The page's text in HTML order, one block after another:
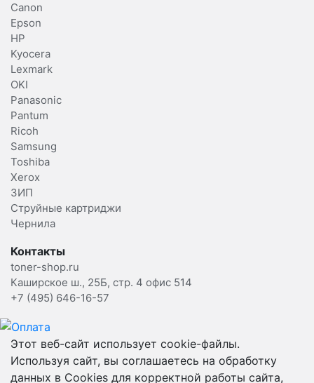
Canon
Epson
HP
Kyocera
Lexmark
OKI
Panasonic
Pantum
Ricoh
Samsung
Toshiba
Xerox
ЗИП
Струйные картриджи
Чернила
Контакты
toner-shop.ru
Каширское ш., 25Б, стр. 4 офис 514
+7 (495) 646-16-57
Этот веб-сайт использует cookie-файлы.
Используя сайт, вы соглашаетесь на обработку
данных в Cookies для корректной работы сайта,